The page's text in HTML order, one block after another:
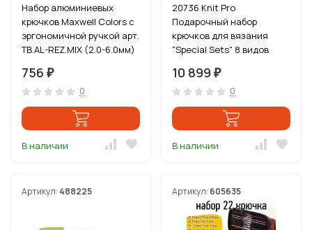
Набор алюминиевых
крючков Maxwell Colors с
эргономичной ручкой арт.
TB.AL-REZ.MIX (2.0-6.0мм)
756 ₽
0
В наличии
20736 Knit Pro
Подарочный набор
крючков для вязания
"Special Sets" 8 видов
10 899 ₽
0
В наличии
Артикул: 488225 Артикул: 605635